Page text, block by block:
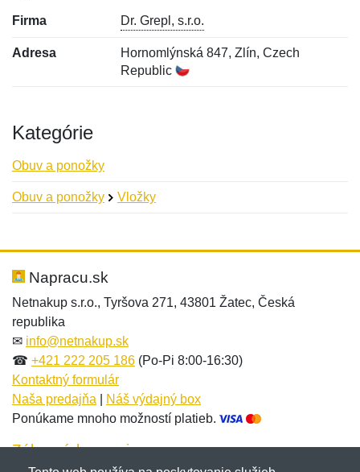
Firma Dr. Grepl, s.r.o.
Adresa
Hornomlýnská 847, Zlín, Czech
Republic
Kategórie
Obuv a ponožky
Obuv a ponožky Vložky
Hodnotenie:
Meno:*
E-mail:
Meno:
E-mail:*
Správa*
Napracu.sk
Netnakup s.r.o., Tyršova 271, 43801 Žatec, Česká
republika
✉ info@netnakup.sk
☎ +421 222 205 186 (Po-Pi 8:00-16:30)
Kontaktný formulár
Naša predajňa
Náš výdajný box
Ponúkame mnoho možností platieb.
Zákaznícky servis